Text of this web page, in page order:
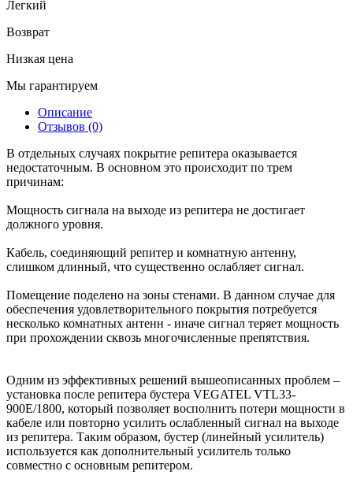
Легкий
Возврат
Низкая цена
Мы гарантируем
Описание
Отзывов (0)
В отдельных случаях покрытие репитера оказывается
недостаточным. В основном это происходит по трем
причинам:
Мощность сигнала на выходе из репитера не достигает
должного уровня.
Кабель, соединяющий репитер и комнатную антенну,
слишком длинный, что существенно ослабляет сигнал.
Помещение поделено на зоны стенами. В данном случае для
обеспечения удовлетворительного покрытия потребуется
несколько комнатных антенн - иначе сигнал теряет мощность
при прохождении сквозь многочисленные препятствия.
Одним из эффективных решений вышеописанных проблем –
установка после репитера бустера VEGATEL VTL33-
900E/1800, который позволяет восполнить потери мощности в
кабеле или повторно усилить ослабленный сигнал на выходе
из репитера. Таким образом, бустер (линейный усилитель)
используется как дополнительный усилитель только
совместно с основным репитером.